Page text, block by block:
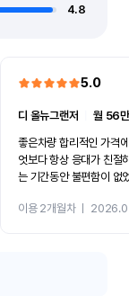
4.8
5.0
디 올뉴그랜저 ㅣ월 56
좋은차량 합리적인 가격
엇보다 항상 응대가 친절
는 기간동안 불편함이 없
카 렌트 고민없이 강추합
이용 2개월차ㅣ